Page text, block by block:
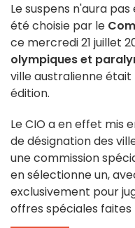
Le suspens n'aura
été choisie par le
ce mercredi 21 juillet
olympiques et
ville australienne
édition.
Le CIO a en effet mis
de désignation des
une commission
en sélectionne un,
exclusivement pour
offres spéciales